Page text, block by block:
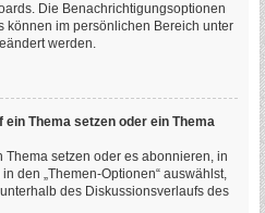
Die Benachrichtigungsoptionen
können im persönlichen Bereich unter
werden.
Thema setzen oder ein Thema
setzen oder es abonnieren, in
den „Themen-Optionen“ auswählst,
des Diskussionsverlaufs des